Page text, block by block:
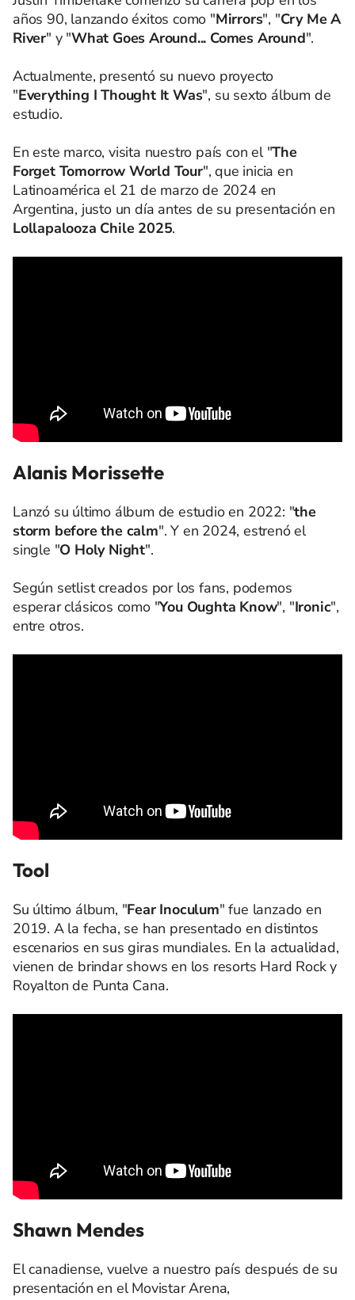
años 90, lanzando éxitos como "Mirrors", "Cry Me A
River" y "What Goes Around... Comes Around".
Actualmente, presentó su nuevo proyecto
"Everything I Thought It Was", su sexto álbum de
estudio.
En este marco, visita nuestro país con el "The
Forget Tomorrow World Tour", que inicia en
Latinoamérica el 21 de marzo de 2024 en
Argentina, justo un día antes de su presentación en
Lollapalooza Chile 2025.
Alanis Morissette
Lanzó su último álbum de estudio en 2022: "the
storm before the calm". Y en 2024, estrenó el
single "O Holy Night".
Según setlist creados por los fans, podemos
esperar clásicos como "You Oughta Know", "Ironic",
entre otros.
Tool
Su último álbum, "Fear Inoculum" fue lanzado en
2019. A la fecha, se han presentado en distintos
escenarios en sus giras mundiales. En la actualidad,
vienen de brindar shows en los resorts Hard Rock y
Royalton de Punta Cana.
Shawn Mendes
El canadiense, vuelve a nuestro país después de su
presentación en el Movistar Arena,